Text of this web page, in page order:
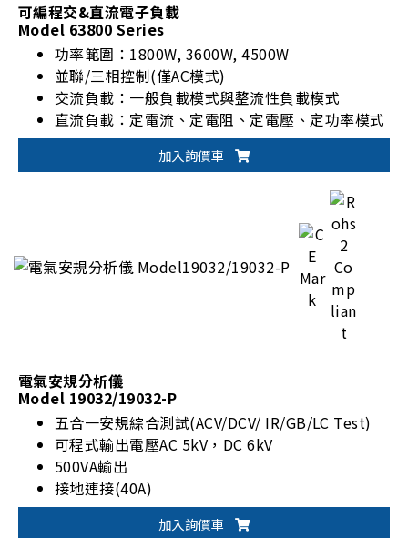
可編程交&直流電子負載
Model 63800 Series
功率範圍：1800W, 3600W, 4500W
並聯/三相控制(僅AC模式)
交流負載：一般負載模式與整流性負載模式
直流負載：定電流、定電阻、定電壓、定功率模式
加入詢價車
電氣安規分析儀
Model 19032/19032-P
五合一安規綜合測試(ACV/DCV/ IR/GB/LC Test)
可程式輸出電壓AC 5kV，DC 6kV
500VA輸出
接地連接(40A)
加入詢價車